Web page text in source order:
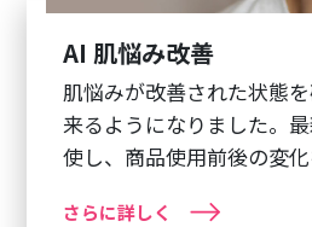
AI 肌悩み改善
肌悩みが改善された状態
来るようになりました。
使し、商品使用前後の変化
さらに詳しく